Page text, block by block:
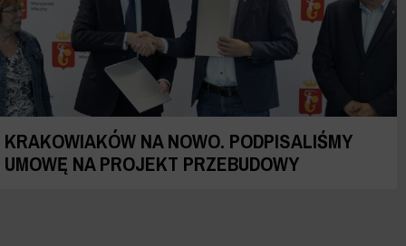
KRAKOWIAKÓW NA NOWO. PODPISALIŚMY
UMOWĘ NA PROJEKT PRZEBUDOWY